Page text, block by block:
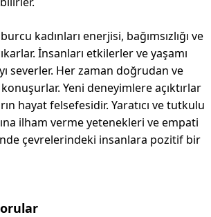
kadınları enerjisi, bağımsızlığı ve
İnsanları etkilerler ve yaşamı
severler. Her zaman doğrudan ve
Yeni deneyimlere açıktırlar
hayat felsefesidir. Yaratıcı ve tutkulu
ilham verme yetenekleri ve empati
çevrelerindeki insanlara pozitif bir